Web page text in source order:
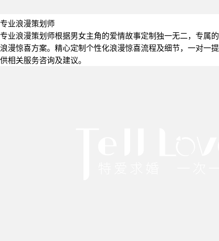
专业浪漫策划师
专业浪漫策划师根据男女主角的爱情故事定制独一无二，专属的
浪漫惊喜方案。精心定制个性化浪漫惊喜流程及细节，一对一提
供相关服务咨询及建议。